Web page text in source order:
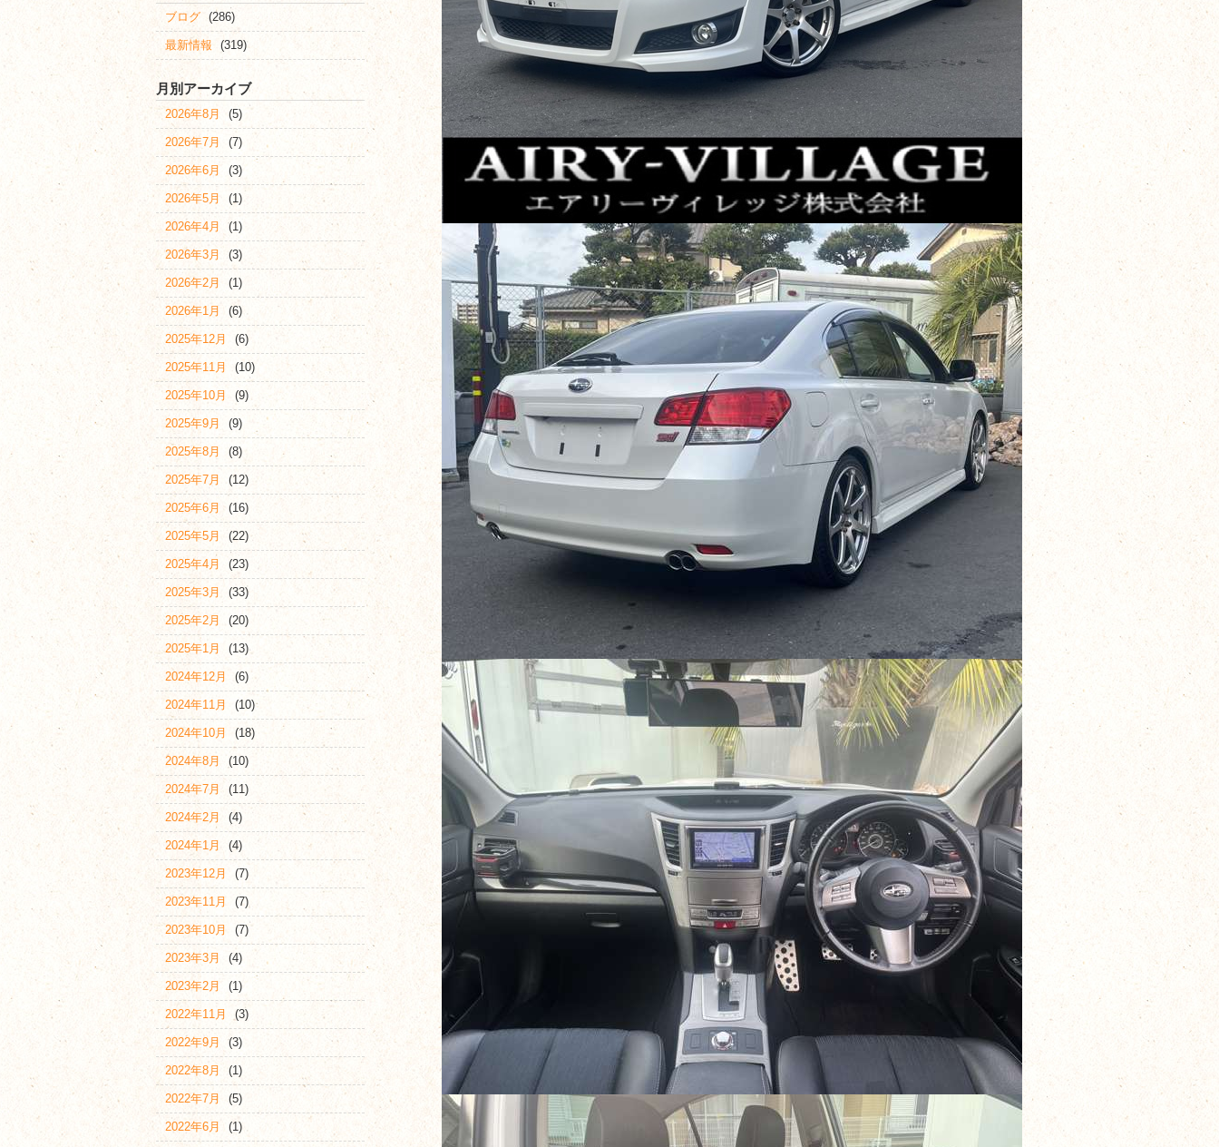
ブログ (286)
最新情報 (319)
月別アーカイブ
2026年8月 (5)
2026年7月 (7)
2026年6月 (3)
2026年5月 (1)
2026年4月 (1)
2026年3月 (3)
2026年2月 (1)
2026年1月 (6)
2025年12月 (6)
2025年11月 (10)
2025年10月 (9)
2025年9月 (9)
2025年8月 (8)
2025年7月 (12)
2025年6月 (16)
2025年5月 (22)
2025年4月 (23)
2025年3月 (33)
2025年2月 (20)
2025年1月 (13)
2024年12月 (6)
2024年11月 (10)
2024年10月 (18)
2024年8月 (10)
2024年7月 (11)
2024年2月 (4)
2024年1月 (4)
2023年12月 (7)
2023年11月 (7)
2023年10月 (7)
2023年3月 (4)
2023年2月 (1)
2022年11月 (3)
2022年9月 (3)
2022年8月 (1)
2022年7月 (5)
2022年6月 (1)